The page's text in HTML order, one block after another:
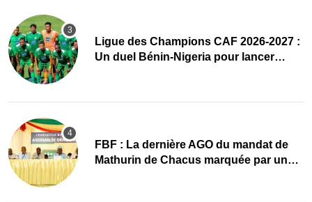
Ligue des Champions CAF 2026-2027 :
Un duel Bénin-Nigeria pour lancer
FBF : La dernière AGO du mandat de
Mathurin de Chacus marquée par un